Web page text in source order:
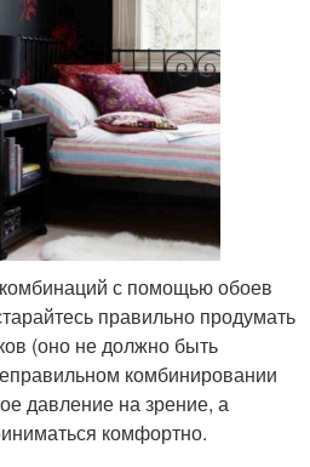
с помощью обоев
правильно продумать
(оно не должно быть
комбинировании
давление на зрение, а
комфортно.